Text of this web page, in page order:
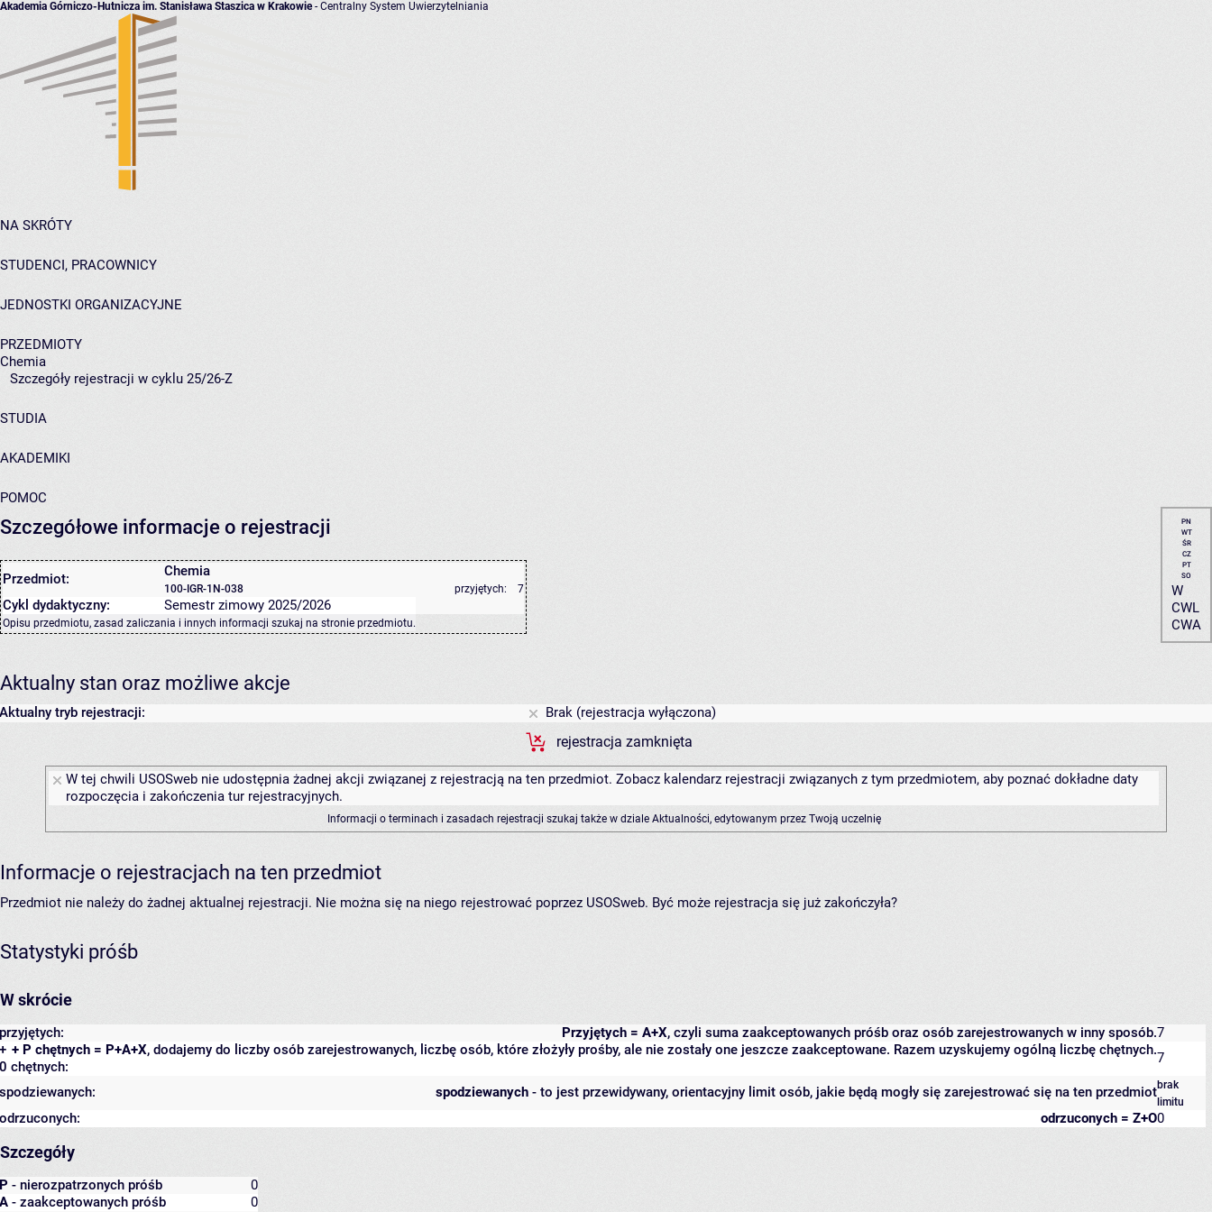
Akademia Górniczo-Hutnicza im. Stanisława Staszica w Krakowie- Centralny System Uwierzytelniania
NA SKRÓTY
STUDENCI, PRACOWNICY
JEDNOSTKI ORGANIZACYJNE
PRZEDMIOTY
Chemia
Szczegóły rejestracji w cyklu 25/26-Z
STUDIA
AKADEMIKI
POMOC
Szczegółowe informacje o rejestracji
Przedmiot: Chemia
100-IGR-1N-038 przyjętych: 7
Cykl dydaktyczny: Semestr zimowy 2025/2026
Opisu przedmiotu, zasad zaliczania i innych informacji szukaj na stronie przedmiotu.
PN
WT
ŚR
CZ
PT
SO
W
CWL
CWA
Aktualny stan oraz możliwe akcje
Aktualny tryb rejestracji:
Brak (rejestracja wyłączona)
rejestracja zamknięta
W tej chwili USOSweb nie udostępnia żadnej akcji związanej z rejestracją na ten przedmiot. Zobacz kalendarz rejestracji związanych z tym przedmiotem, aby poznać dokładne daty
rozpoczęcia i zakończenia tur rejestracyjnych.
Informacji o terminach i zasadach rejestracji szukaj także w dziale Aktualności, edytowanym przez Twoją uczelnię
Informacje o rejestracjach na ten przedmiot
Przedmiot nie należy do żadnej aktualnej rejestracji. Nie można się na niego rejestrować poprzez USOSweb. Być może rejestracja się już zakończyła?
Statystyki próśb
W skrócie
Przyjętych = A+X, czyli suma zaakceptowanych próśb oraz osób zarejestrowanych w inny sposób.
przyjętych:
7
+ P chętnych = P+A+X, dodajemy do liczby osób zarejestrowanych, liczbę osób, które złożyły prośby, ale nie zostały one jeszcze zaakceptowane. Razem uzyskujemy ogólną liczbę chętnych.
+
0 chętnych:
7
spodziewanych - to jest przewidywany, orientacyjny limit osób, jakie będą mogły się zarejestrować się na ten przedmiot
spodziewanych:
brak
limitu
odrzuconych = Z+O
odrzuconych: 0
Szczegóły
P - nierozpatrzonych próśb
0
A - zaakceptowanych próśb
0